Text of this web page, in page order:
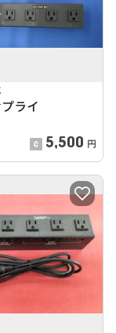
ライ
5,500 円